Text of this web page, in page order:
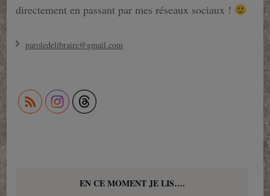
directement en passant par mes réseaux sociaux !
paroledelibraire@gmail.com
EN CE MOMENT JE LIS….